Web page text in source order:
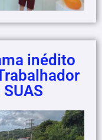
inédito